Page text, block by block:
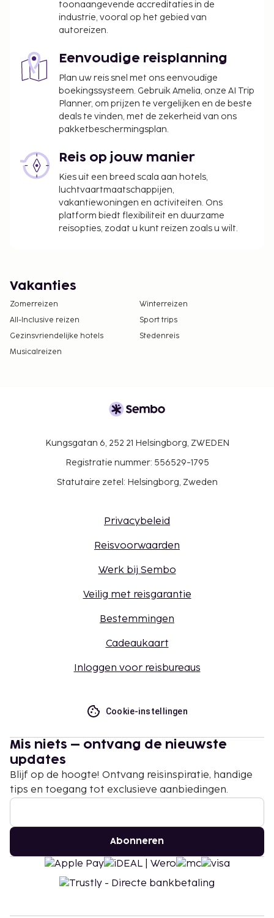
toonaangevende accreditaties in de
industrie, vooral op het gebied van
autoreizen.
Eenvoudige reisplanning
Plan uw reis snel met ons eenvoudige
boekingssysteem. Gebruik Amelia, onze AI Trip
Planner, om prijzen te vergelijken en de beste
deals te vinden, met de zekerheid van ons
pakketbeschermingsplan.
Reis op jouw manier
Kies uit een breed scala aan hotels,
luchtvaartmaatschappijen,
vakantiewoningen en activiteiten. Ons
platform biedt flexibiliteit en duurzame
reisopties, zodat u kunt reizen zoals u wilt.
Vakanties
Zomerreizen
Winterreizen
All-Inclusive reizen
Sport trips
Gezinsvriendelijke hotels
Stedenreis
Musicalreizen
Kungsgatan 6, 252 21 Helsingborg, ZWEDEN
Registratie nummer: 556529-1795
Statutaire zetel: Helsingborg, Zweden
Privacybeleid
Reisvoorwaarden
Werk bij Sembo
Veilig met reisgarantie
Bestemmingen
Cadeaukaart
Inloggen voor reisbureaus
Cookie-instellingen
Mis niets – ontvang de nieuwste
updates
Blijf op de hoogte! Ontvang reisinspiratie, handige
tips en toegang tot exclusieve aanbiedingen.
Abonneren